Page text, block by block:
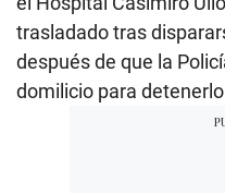
trasladado tras
después de que la
domilicio para